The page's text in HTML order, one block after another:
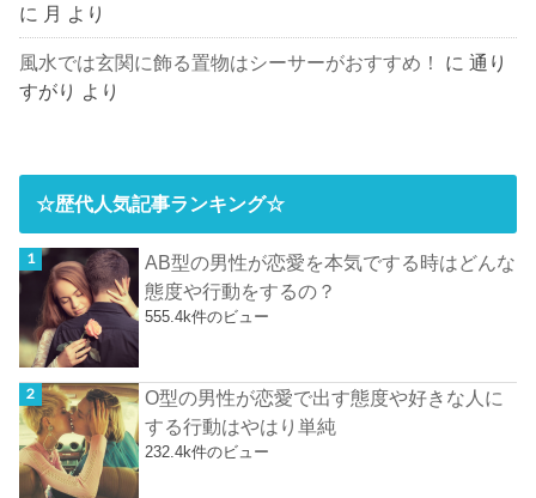
に 月 より
風水では玄関に飾る置物はシーサーがおすすめ！ に通り
すがり より
☆歴代人気記事ランキング☆
AB型の男性が恋愛を本気でする時はどんな
態度や行動をするの？
555.4k件のビュー
O型の男性が恋愛で出す態度や好きな人に
する行動はやはり単純
232.4k件のビュー